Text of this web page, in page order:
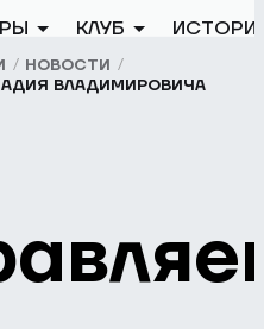
КЛУБ
НОВОСТИ
ВЛАДИМИРОВИЧА